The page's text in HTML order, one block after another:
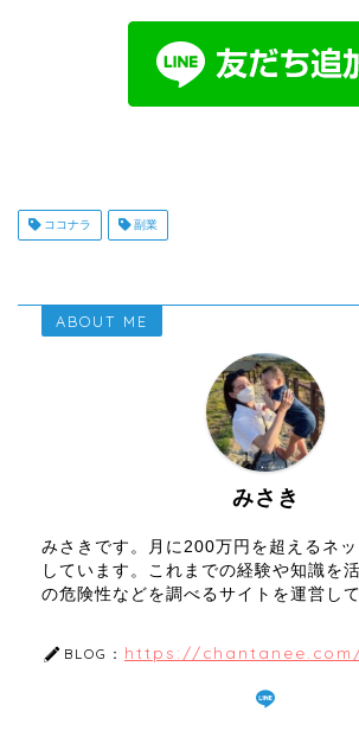
ココナラ 副業
ABOUT ME
みさき
みさきです。月に200万円を超えるネ
しています。これまでの経験や知識を
の危険性などを調べるサイトを運営して
BLOG： https://